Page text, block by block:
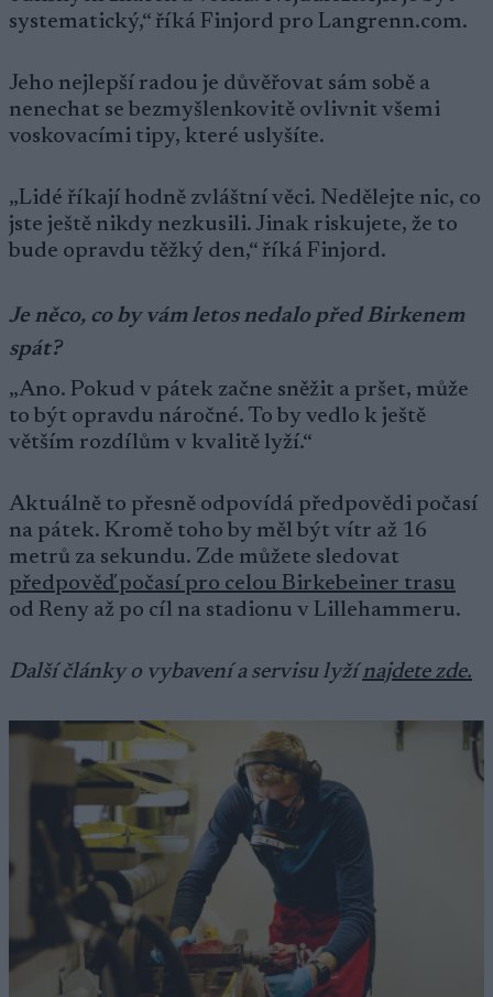
systematický,“ říká Finjord pro Langrenn.com.
Jeho nejlepší radou je důvěřovat sám sobě a
nenechat se bezmyšlenkovitě ovlivnit všemi
voskovacími tipy, které uslyšíte.
„Lidé říkají hodně zvláštní věci. Nedělejte nic, co
jste ještě nikdy nezkusili. Jinak riskujete, že to
bude opravdu těžký den,“ říká Finjord.
Je něco, co by vám letos nedalo před Birkenem
spát?
„Ano. Pokud v pátek začne sněžit a pršet, může
to být opravdu náročné. To by vedlo k ještě
větším rozdílům v kvalitě lyží.“
Aktuálně to přesně odpovídá předpovědi počasí
na pátek. Kromě toho by měl být vítr až 16
metrů za sekundu. Zde můžete sledovat
předpověď počasí pro celou Birkebeiner trasu
od Reny až po cíl na stadionu v Lillehammeru.
Další články o vybavení a servisu lyží najdete zde.